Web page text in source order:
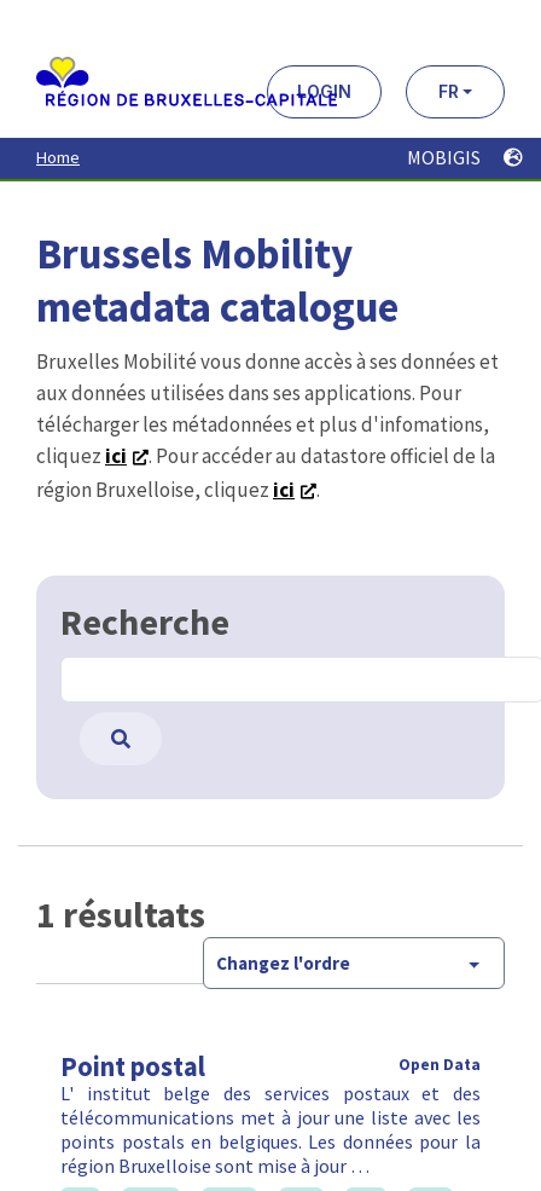
contenu
principal
LOGIN FR
Home MOBIGIS
Brussels Mobility
metadata catalogue
Bruxelles Mobilité vous donne accès à ses données et
aux données utilisées dans ses applications. Pour
télécharger les métadonnées et plus d'infomations,
cliquez ici
. Pour accéder au datastore officiel de la
région Bruxelloise, cliquez ici .
Recherche
1 résultats
Changez l'ordre
Point postal Open Data
L' institut belge des services postaux et des
télécommunications met à jour une liste avec les
points postals en belgiques. Les données pour la
région Bruxelloise sont mise à jour …